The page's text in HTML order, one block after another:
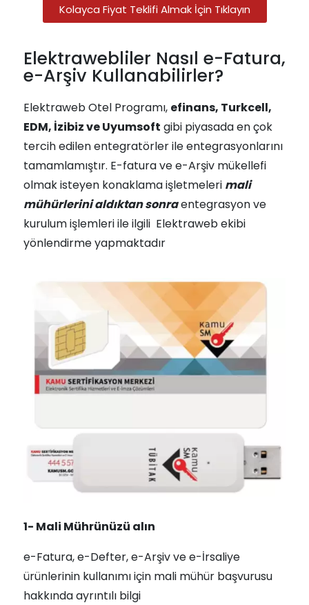
Kolayca Fiyat Teklifi Almak İçin Tıklayın
Elektrawebliler Nasıl e-Fatura,
e-Arşiv Kullanabilirler?
Elektraweb Otel Programı, efinans, Turkcell,
EDM, İzibiz ve Uyumsoft gibi piyasada en çok
tercih edilen entegratörler ile entegrasyonlarını
tamamlamıştır. E-fatura ve e-Arşiv mükellefi
olmak isteyen konaklama işletmeleri mali
mühürlerini aldıktan sonraentegrasyon ve
kurulum işlemleri ile ilgili Elektraweb ekibi
yönlendirme yapmaktadır
1- Mali Mührünüzü alın
e-Fatura, e-Defter, e-Arşiv ve e-İrsaliye
ürünlerinin kullanımı için mali mühür başvurusu
hakkında ayrıntılı bilgi